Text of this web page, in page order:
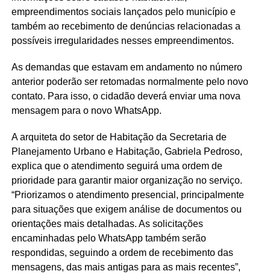
empreendimentos sociais lançados pelo município e
também ao recebimento de denúncias relacionadas a
possíveis irregularidades nesses empreendimentos.
As demandas que estavam em andamento no número
anterior poderão ser retomadas normalmente pelo novo
contato. Para isso, o cidadão deverá enviar uma nova
mensagem para o novo WhatsApp.
A arquiteta do setor de Habitação da Secretaria de
Planejamento Urbano e Habitação, Gabriela Pedroso,
explica que o atendimento seguirá uma ordem de
prioridade para garantir maior organização no serviço.
“Priorizamos o atendimento presencial, principalmente
para situações que exigem análise de documentos ou
orientações mais detalhadas. As solicitações
encaminhadas pelo WhatsApp também serão
respondidas, seguindo a ordem de recebimento das
mensagens, das mais antigas para as mais recentes”,